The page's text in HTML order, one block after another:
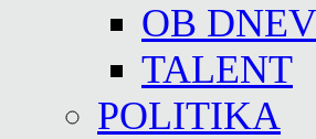
OB
TALENT
POLITIKA